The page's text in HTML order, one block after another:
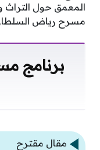
المعمق حول التراث
مسرح رياض
برنامج
مقال مقترح